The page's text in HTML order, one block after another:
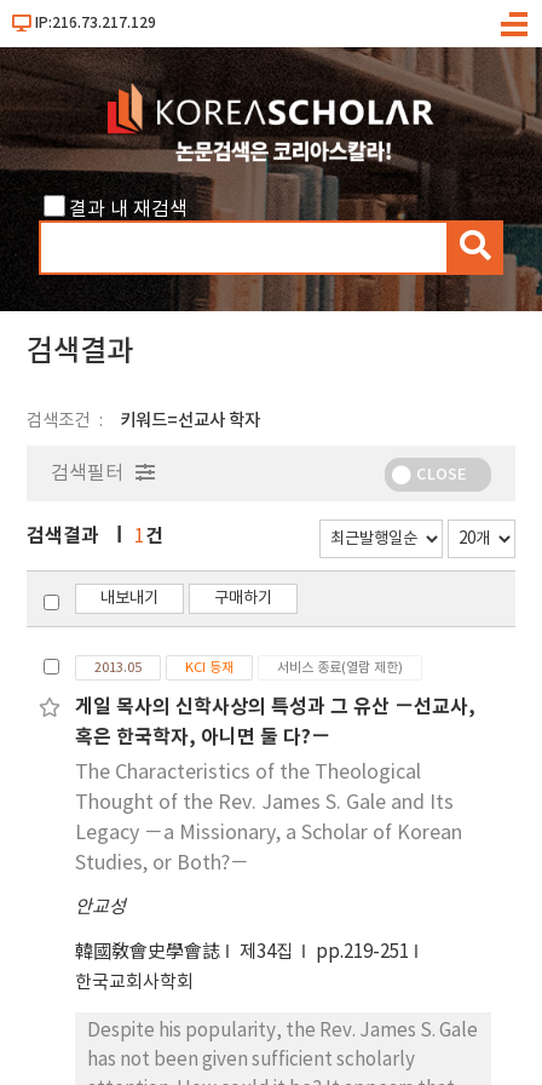
IP:216.73.217.129
메
결과 내 재검색
검
색
검색결과
검색조건 키워드=선교사 학자
검색필터 CLOSE
검색결과 1건
내보내기 구매하기
2013.05 KCI 등재 서비스 종료(열람 제한)
게일 목사의 신학사상의 특성과 그 유산 －선교사,
혹은 한국학자, 아니면 둘 다?－
The Characteristics of the Theological
Thought of the Rev. James S. Gale and Its
Legacy －a Missionary, a Scholar of Korean
Studies, or Both?－
안교성
韓國敎會史學會誌 제34집
pp.219-251
한국교회사학회
Despite his popularity, the Rev. James S. Gale
has not been given sufficient scholarly